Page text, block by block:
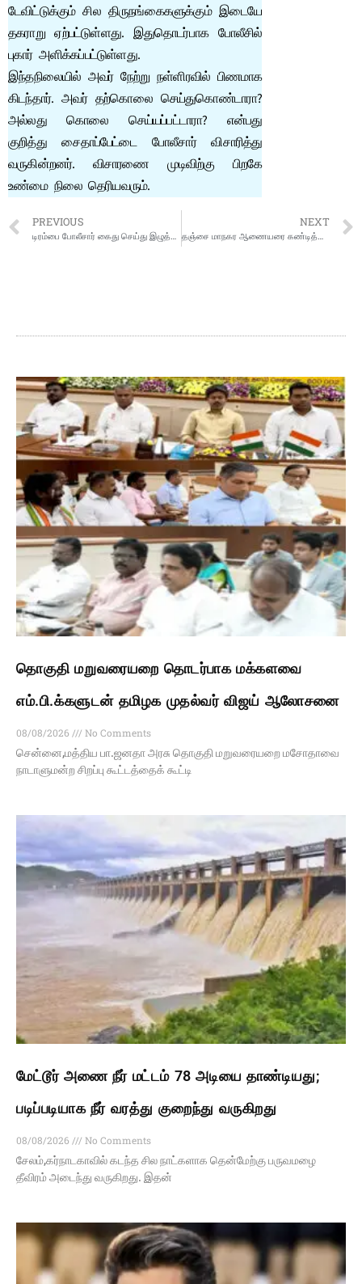
டேவிட்டுக்கும் சில திருநங்கைகளுக்கும் இடையே
தகராறு ஏற்பட்டுள்ளது. இதுதொடர்பாக போலீசில்
புகார் அளிக்கப்பட்டுள்ளது.
இந்தநிலையில் அவர் நேற்று நள்ளிரவில் பிணமாக
கிடந்தார். அவர் தற்கொலை செய்துகொண்டாரா?
அல்லது கொலை செய்யப்பட்டாரா? என்பது
குறித்து சைதாப்பேட்டை போலீசார் விசாரித்து
வருகின்றனர். விசாரணை முடிவிற்கு பிறகே
உண்மை நிலை தெரியவரும்.
PREVIOUS NEXT
தொகுதி மறுவரையறை தொடர்பாக மக்களவை
எம்.பி.க்களுடன் தமிழக முதல்வர் விஜய் ஆலோசனை
08/08/2026
No Comments
சென்னை,மத்திய பா.ஜனதா அரசு தொகுதி மறுவரையறை மசோதாவை
நாடாளுமன்ற சிறப்பு கூட்டத்தைக் கூட்டி
மேட்டூர் அணை நீர் மட்டம் 78 அடியை தாண்டியது;
படிப்படியாக நீர் வரத்து குறைந்து வருகிறது
08/08/2026
No Comments
சேலம்,கர்நாடகாவில் கடந்த சில நாட்களாக தென்மேற்கு பருவமழை
தீவிரம் அடைந்து வருகிறது. இதன்